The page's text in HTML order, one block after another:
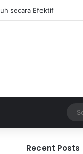
Recent Posts